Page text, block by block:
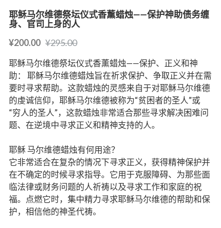
耶稣马尔维德祭坛仪式香薰蜡烛——保护神助债务缠
身、官司上身的人
¥200.00 ¥295.00
耶稣马尔维德祭坛仪式香薰蜡烛——保护、正义和神
助： 耶稣马尔维德蜡烛旨在祈求保护、争取正义并在需
要时寻求帮助。这款蜡烛的灵感来自于对耶稣马尔维德
的虔诚信仰，耶稣马尔维德被称为“贫困者的圣人”或
“穷人的圣人”，这款蜡烛非常适合那些寻求解决困难问
题、在逆境中寻求正义和精神支持的人。
耶稣 马尔维德蜡烛有何用途？
它非常适合在复杂的情况下寻求正义，获得精神保护并
在不确定的时候寻求指导。它用于克服障碍、为那些面
临法律或财务问题的人祈祷以及寻求工作和家庭的祝
福。点燃它时，集中精力寻求耶稣马尔维德的帮助和保
护，相信他的神圣代祷。